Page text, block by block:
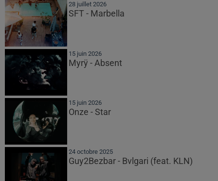
28 juillet 2026
SFT - Marbella
15 juin 2026
Myrÿ - Absent
15 juin 2026
Onze - Star
24 octobre 2025
Guy2Bezbar - Bvlgari (feat. KLN)